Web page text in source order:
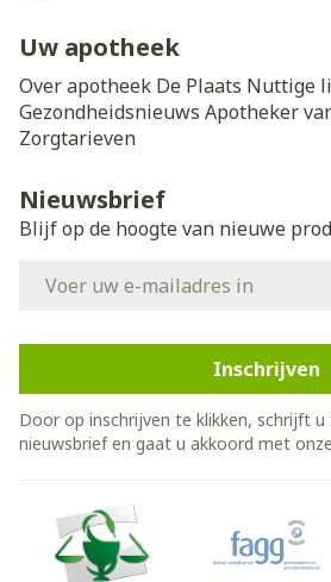
Uw apotheek
Over apotheek De Plaats Nuttige
Gezondheidsnieuws Apotheker
Zorgtarieven
Nieuwsbrief
Blijf op de hoogte van nieuwe
Inschrijven
Door op inschrijven te klikken, schrijft u
nieuwsbrief en gaat u akkoord met onze